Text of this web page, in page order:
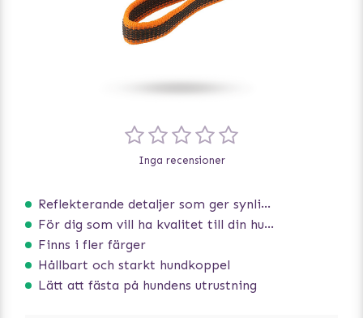
Reflekterande detaljer som ger synlighet i svagt ljus
För dig som vill ha kvalitet till din hund!
Finns i fler färger
Hållbart och starkt hundkoppel
Lätt att fästa på hundens utrustning
Inga recensioner